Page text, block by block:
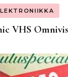
VHS